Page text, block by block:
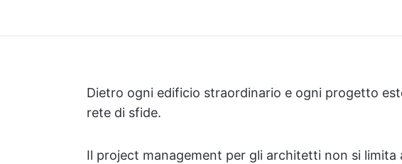
Dietro ogni edificio straordinario e ogni progetto
rete di sfide.
Il project management per gli architetti non si limita